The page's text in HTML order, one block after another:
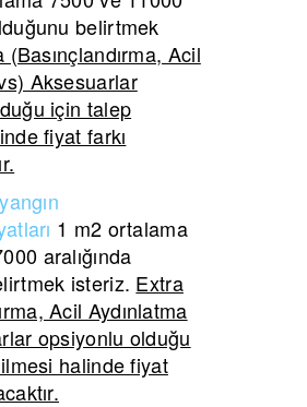
belirtmek
(Basınçlandırma, Acil
Aksesuarlar
için talep
fiyat farkı
1 m2 ortalama
aralığında
isteriz. Extra
Acil Aydınlatma
opsiyonlu olduğu
halinde fiyat